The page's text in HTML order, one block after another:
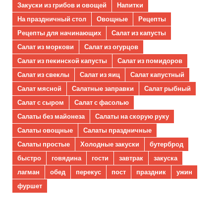
Закуски из грибов и овощей
Напитки
На праздничный стол
Овощные
Рецепты
Рецепты для начинающих
Салат из капусты
Салат из моркови
Салат из огурцов
Салат из пекинской капусты
Салат из помидоров
Салат из свеклы
Салат из яиц
Салат капустный
Салат мясной
Салатные заправки
Салат рыбный
Салат с сыром
Салат с фасолью
Салаты без майонеза
Салаты на скорую руку
Салаты овощные
Салаты праздничные
Салаты простые
Холодные закуски
бутерброд
быстро
говядина гости завтрак
закуска
лагман
обед перекус пост праздник
ужин
фуршет